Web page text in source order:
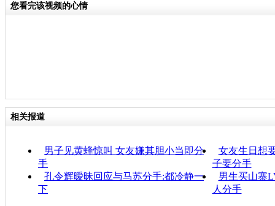
您看完该视频的心情
相关报道
男子见黄蜂惊叫 女友嫌其胆小当即分
手
女友生日想
子要分手
孔令辉暧昧回应与马苏分手:都冷静一
下
男生买山寨
人分手